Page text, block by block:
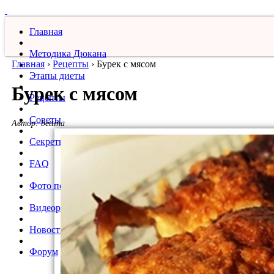
Главная
Методика Дюкана
Этапы диеты
Рецепты
Советы
Секреты
FAQ
Фото похудевших
Видеорецепты
Новости
Форум
Главная › Рецепты › Бурек с мясом
Бурек с мясом
Автор:bettina